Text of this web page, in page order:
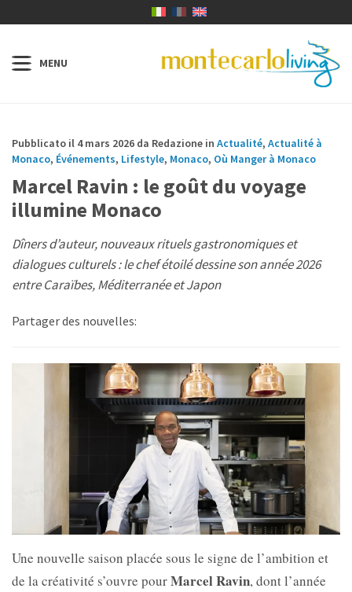
Pubblicato il 4 mars 2026 da Redazione in Actualité, Actualité à
Monaco, Événements, Lifestyle, Monaco, Où Manger à Monaco
Marcel Ravin : le goût du voyage
illumine Monaco
Dîners d’auteur, nouveaux rituels gastronomiques et
dialogues culturels : le chef étoilé dessine son année 2026
entre Caraïbes, Méditerranée et Japon
Partager des nouvelles:
Une nouvelle saison placée sous le signe de l’ambition et
de la créativité s’ouvre pourMarcel Ravin, dont l’année